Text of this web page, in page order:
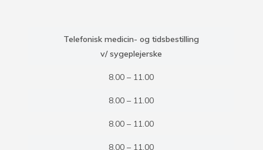
Telefonisk medicin- og tidsbestilling
v/ sygeplejerske
8.00 – 11.00
8.00 – 11.00
8.00 – 11.00
8.00 – 11.00